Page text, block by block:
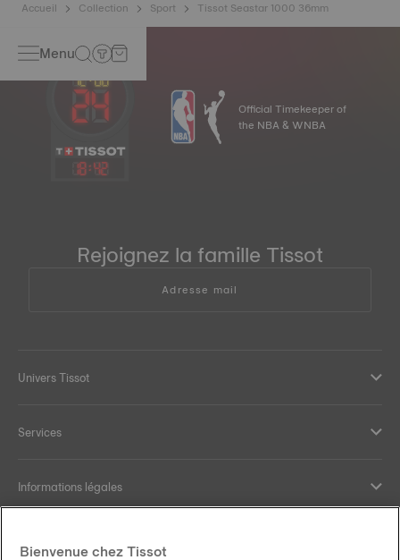
Accueil Collection Sport Tissot Seastar 1000 36mm
Menu
18:42
Official Timekeeper of
the NBA & WNBA
Rejoignez la famille Tissot
Adresse mail
Univers Tissot
Services
Informations légales
Bienvenue chez Tissot